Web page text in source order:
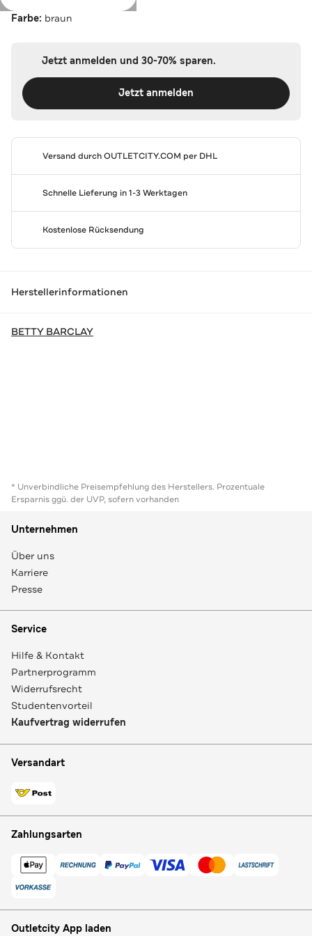
Farbe: braun
Jetzt anmelden und 30-70% sparen.
Jetzt anmelden
Versand durchOUTLETCITY.COM per DHL
Schnelle Lieferung in 1-3 Werktagen
Kostenlose Rücksendung
Herstellerinformationen
BETTY BARCLAY
* Unverbindliche Preisempfehlung des Herstellers. Prozentuale
Ersparnis ggü. der UVP, sofern vorhanden
Unternehmen
Über uns
Karriere
Presse
Service
Hilfe & Kontakt
Partnerprogramm
Widerrufsrecht
Studentenvorteil
Kaufvertrag widerrufen
Versandart
Zahlungsarten
Outletcity App laden